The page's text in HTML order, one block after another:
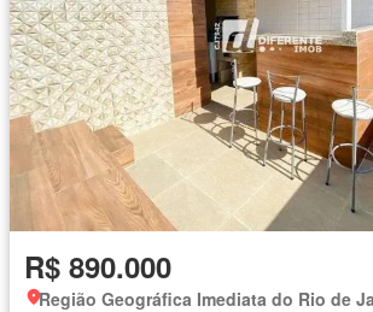
R$ 890.000